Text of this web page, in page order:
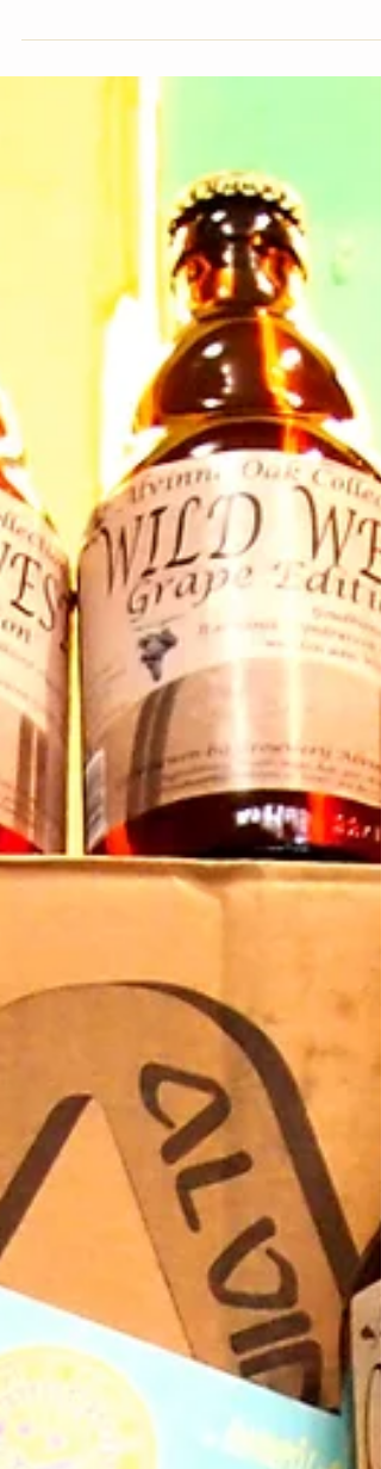
de retour chez A la bière comme à la bière avec
l'arrivée de : - Florida Weisse...